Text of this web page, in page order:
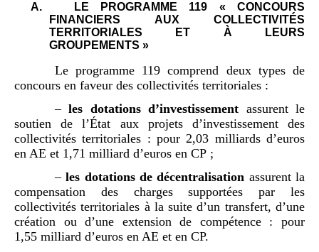
A.
LE PROGRAMME 119 « CONCOURS
FINANCIERS AUX COLLECTIVITÉS
TERRITORIALES ET À LEURS
GROUPEMENTS »
Le programme 119 comprend deux types de
concours en faveur des collectivités territoriales :
–les dotations d’investissement assurent le
soutien de l’État aux projets d’investissement des
collectivités territoriales : pour 2,03 milliards d’euros
en AE et 1,71 milliard d’euros en CP ;
–les dotations de décentralisation assurent la
compensation des charges supportées par les
collectivités territoriales à la suite d’un transfert, d’une
création ou d’une extension de compétence : pour
1,55 milliard d’euros en AE et en CP.